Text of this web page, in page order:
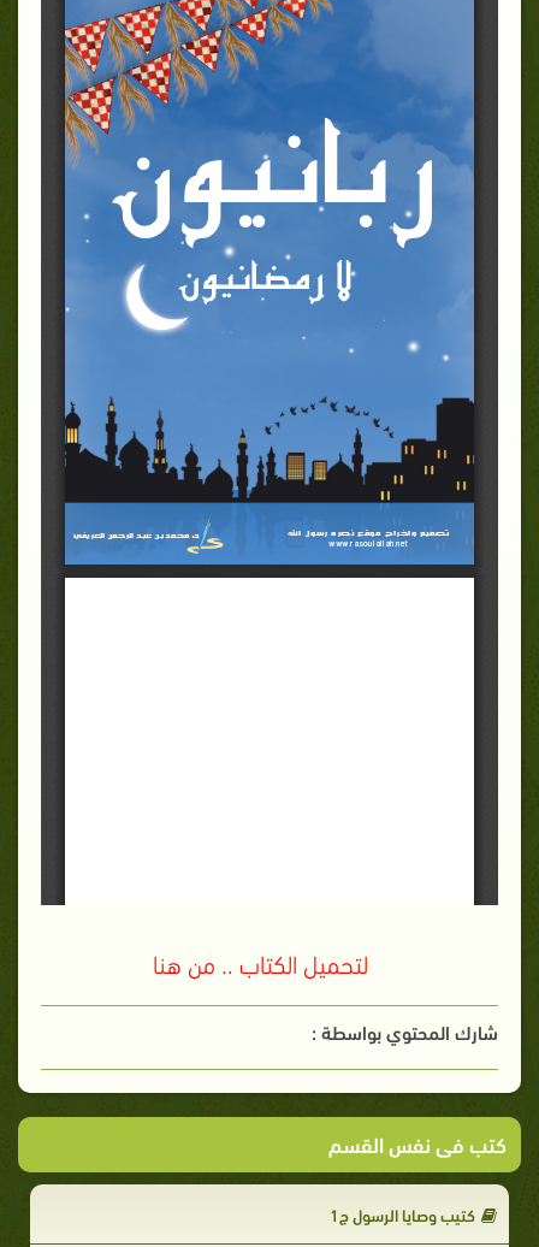
لتحميل الكتاب .. من هنا
شارك المحتوي بواسطة :
كتب فى نفس القسم
كتيب وصايا الرسول ج1